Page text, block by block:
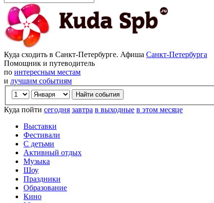
Куда сходить в Санкт-Петербурге. Афиша Санкт-Петербурга
Помощник и путеводитель
по интересным местам
и лучшим событиям
Куда пойти сегодня завтра в выходные в этом месяце
Выставки
Фестивали
С детьми
Активный отдых
Музыка
Шоу
Праздники
Образование
Кино